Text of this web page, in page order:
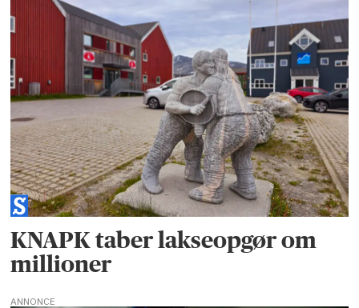
KNAPK taber lakseopgør om
millioner
ANNONCE